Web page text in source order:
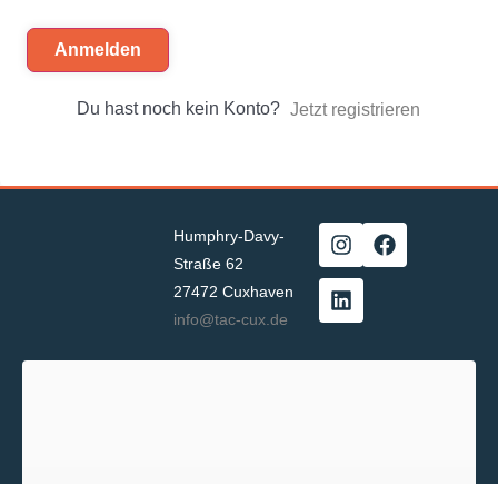
Anmelden
Du hast noch kein Konto? Jetzt registrieren
Humphry-Davy-
Straße 62
27472 Cuxhaven
info@tac-cux.de